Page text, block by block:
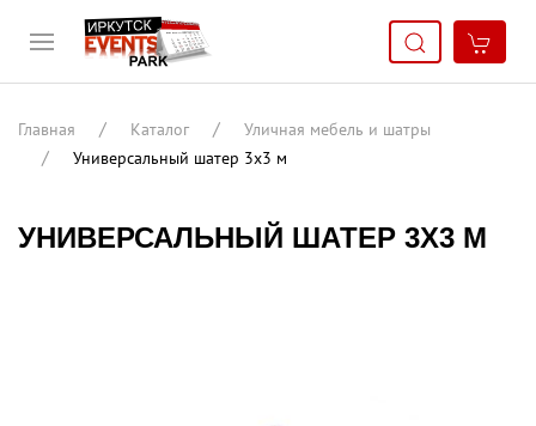
Главная Каталог
Уличная мебель и шатры
Универсальный шатер 3х3 м
УНИВЕРСАЛЬНЫЙ ШАТЕР 3Х3 М